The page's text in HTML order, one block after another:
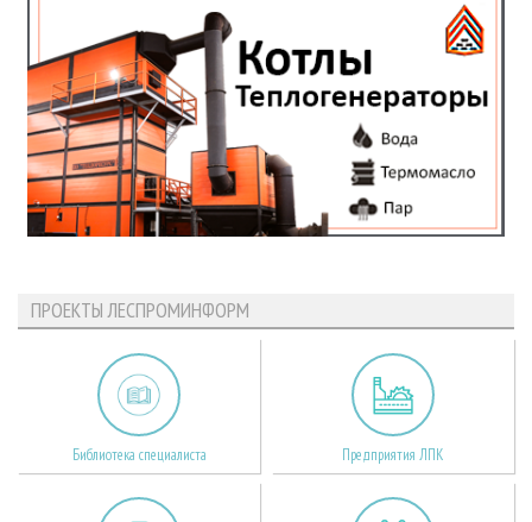
ПРОЕКТЫ ЛЕСПРОМИНФОРМ
Библиотека специалиста Предприятия ЛПК